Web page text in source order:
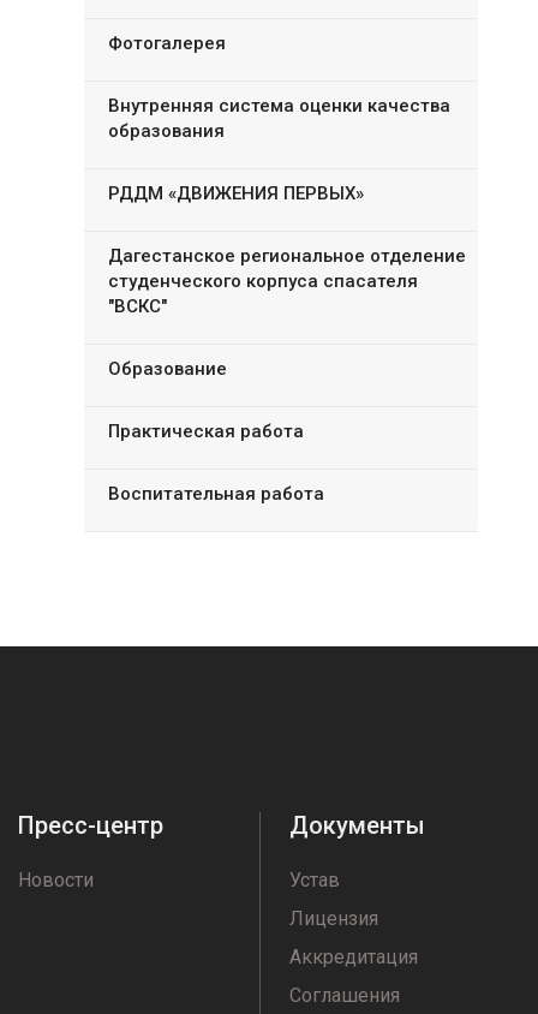
Фотогалерея
Внутренняя система оценки качества
образования
РДДМ «ДВИЖЕНИЯ ПЕРВЫХ»
Дагестанское региональное отделение
студенческого корпуса спасателя
"ВСКС"
Образование
Практическая работа
Воспитательная работа
Пресс-центр
Новости
Документы
Устав
Лицензия
Аккредитация
Соглашения